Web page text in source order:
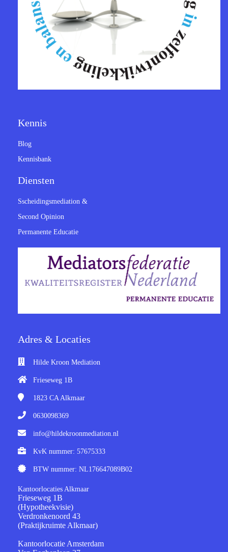
Kennis
Blog
Kennisbank
Diensten
Sscheidingsmediation &
Second Opinion
Permanente Educatie
Adres & Locaties
Hilde Kroon Mediation
Frieseweg 1B
1823 CA Alkmaar
0630098369
info@hildekroonmediation.nl
KvK nummer: 57675333
BTW nummer: NL176647089B02
Kantoorlocaties Alkmaar
Frieseweg 1B
(Hypotheekvisie)
Verdronkenoord 43
(Praktijkruimte Alkmaar)
Kantoorlocatie Amsterdam